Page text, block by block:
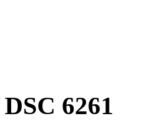
DSC 6261